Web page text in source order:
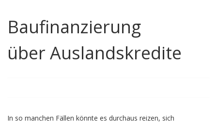
Baufinanzierung
über Auslandskredite
In so manchen Fällen könnte es durchaus reizen, sich